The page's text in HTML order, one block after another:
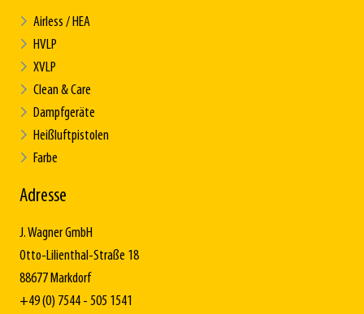
Airless / HEA
HVLP
XVLP
Clean & Care
Dampfgeräte
Heißluftpistolen
Farbe
Adresse
J. Wagner GmbH
Otto-Lilienthal-Straße 18
88677 Markdorf
+49 (0) 7544 - 505 1541